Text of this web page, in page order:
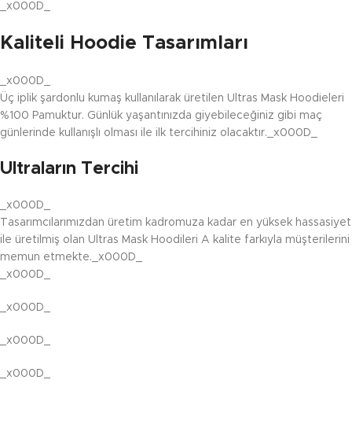
_x000D_
Kaliteli Hoodie Tasarımları
_x000D_
Üç iplik şardonlu kumaş kullanılarak üretilen Ultras Mask Hoodieleri
%100 Pamuktur. Günlük yaşantınızda giyebileceğiniz gibi maç
günlerinde kullanışlı olması ile ilk tercihiniz olacaktır._x000D_
Ultraların Tercihi
_x000D_
Tasarımcılarımızdan üretim kadromuza kadar en yüksek hassasiyet
ile üretilmiş olan Ultras Mask Hoodileri A kalite farkıyla müşterilerini
memun etmekte._x000D_
_x000D_
_x000D_
_x000D_
_x000D_